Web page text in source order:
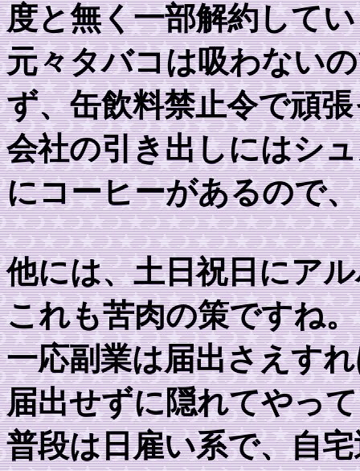
度と無く一部解約して
元々タバコは吸わない
ず、缶飲料禁止令で頑
会社の引き出しにはシ
にコーヒーがあるので
他には、土日祝日にア
これも苦肉の策ですね。
一応副業は届出さえす
届出せずに隠れてやっ
普段は日雇い系で、自